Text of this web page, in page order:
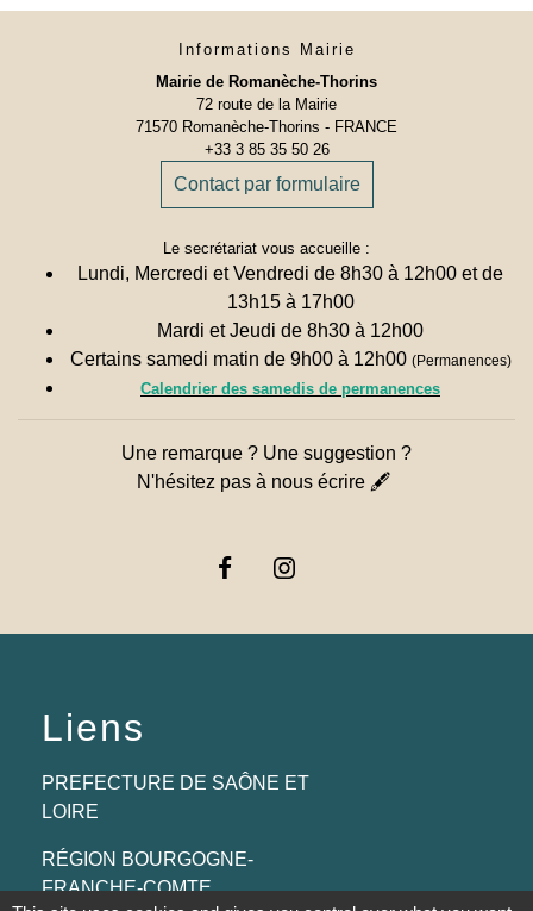
Informations Mairie
Mairie de Romanèche-Thorins
72 route de la Mairie
71570 Romanèche-Thorins - FRANCE
+33 3 85 35 50 26
Contact par formulaire
Le secrétariat vous accueille :
Lundi, Mercredi et Vendredi de 8h30 à 12h00 et de
13h15 à 17h00
Mardi et Jeudi de 8h30 à 12h00
Certains samedi matin de 9h00 à 12h00 (Permanences)
Calendrier des samedis de permanences
Une remarque ? Une suggestion ?
N'hésitez pas à nous écrire 🖋
Liens
PREFECTURE DE SAÔNE ET
LOIRE
RÉGION BOURGOGNE-
FRANCHE-COMTE